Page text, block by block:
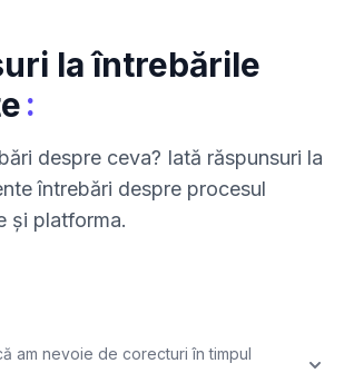
la întrebările
:
despre ceva? Iată răspunsuri la
întrebări despre procesul
și platforma.
am nevoie de corecturi în timpul